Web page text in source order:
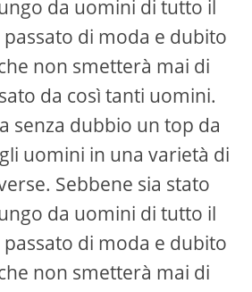
da uomini di tutto il
di moda e dubito
non smetterà mai di
da così tanti uomini.
senza dubbio un top da
uomini in una varietà di
Sebbene sia stato
da uomini di tutto il
di moda e dubito
non smetterà mai di